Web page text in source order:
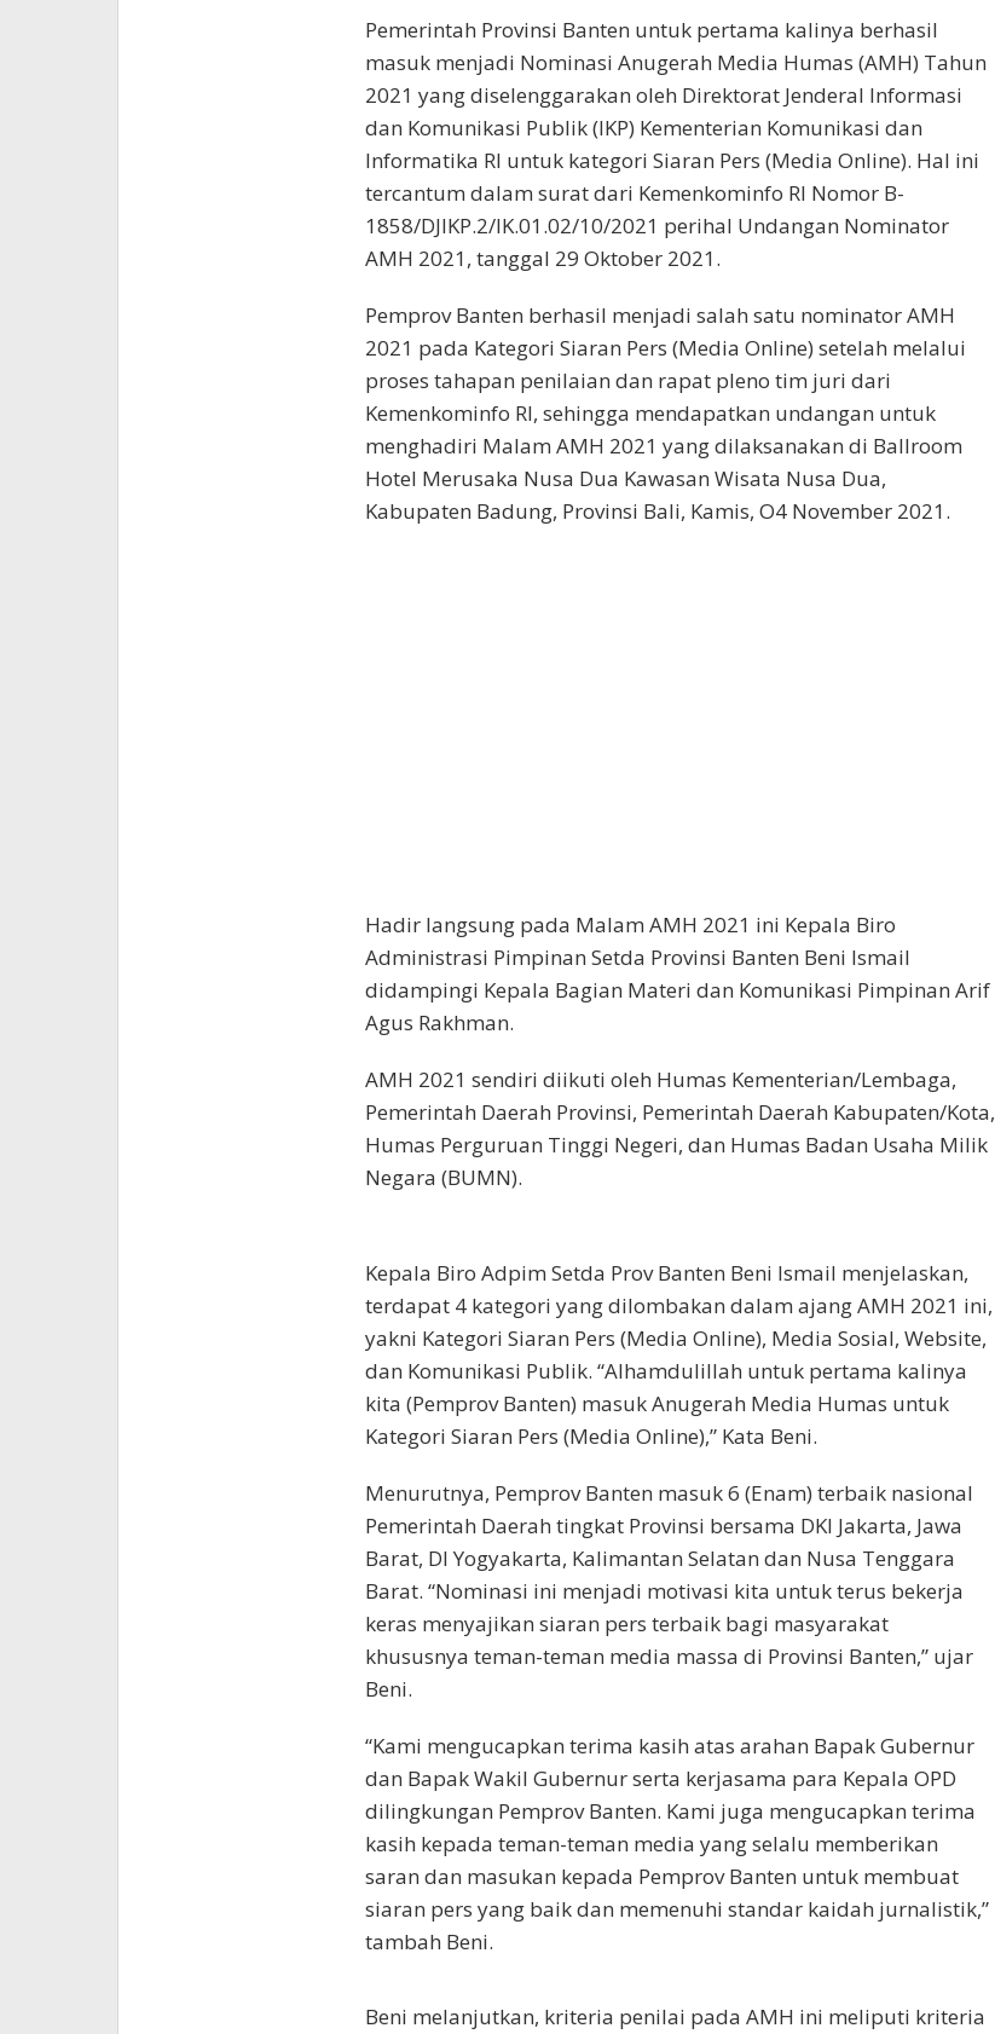
Pemerintah Provinsi Banten untuk pertama kalinya berhasil
masuk menjadi Nominasi Anugerah Media Humas (AMH) Tahun
2021 yang diselenggarakan oleh Direktorat Jenderal Informasi
dan Komunikasi Publik (IKP) Kementerian Komunikasi dan
Informatika RI untuk kategori Siaran Pers (Media Online). Hal ini
tercantum dalam surat dari Kemenkominfo RI Nomor B-
1858/DJIKP.2/IK.01.02/10/2021 perihal Undangan Nominator
AMH 2021, tanggal 29 Oktober 2021.
Pemprov Banten berhasil menjadi salah satu nominator AMH
2021 pada Kategori Siaran Pers (Media Online) setelah melalui
proses tahapan penilaian dan rapat pleno tim juri dari
Kemenkominfo RI, sehingga mendapatkan undangan untuk
menghadiri Malam AMH 2021 yang dilaksanakan di Ballroom
Hotel Merusaka Nusa Dua Kawasan Wisata Nusa Dua,
Kabupaten Badung, Provinsi Bali, Kamis, O4 November 2021.
Hadir langsung pada Malam AMH 2021 ini Kepala Biro
Administrasi Pimpinan Setda Provinsi Banten Beni Ismail
didampingi Kepala Bagian Materi dan Komunikasi Pimpinan Arif
Agus Rakhman.
AMH 2021 sendiri diikuti oleh Humas Kementerian/Lembaga,
Pemerintah Daerah Provinsi, Pemerintah Daerah Kabupaten/Kota,
Humas Perguruan Tinggi Negeri, dan Humas Badan Usaha Milik
Negara (BUMN).
Kepala Biro Adpim Setda Prov Banten Beni Ismail menjelaskan,
terdapat 4 kategori yang dilombakan dalam ajang AMH 2021 ini,
yakni Kategori Siaran Pers (Media Online), Media Sosial, Website,
dan Komunikasi Publik. “Alhamdulillah untuk pertama kalinya
kita (Pemprov Banten) masuk Anugerah Media Humas untuk
Kategori Siaran Pers (Media Online),” Kata Beni.
Menurutnya, Pemprov Banten masuk 6 (Enam) terbaik nasional
Pemerintah Daerah tingkat Provinsi bersama DKI Jakarta, Jawa
Barat, DI Yogyakarta, Kalimantan Selatan dan Nusa Tenggara
Barat. “Nominasi ini menjadi motivasi kita untuk terus bekerja
keras menyajikan siaran pers terbaik bagi masyarakat
khususnya teman-teman media massa di Provinsi Banten,” ujar
Beni.
“Kami mengucapkan terima kasih atas arahan Bapak Gubernur
dan Bapak Wakil Gubernur serta kerjasama para Kepala OPD
dilingkungan Pemprov Banten. Kami juga mengucapkan terima
kasih kepada teman-teman media yang selalu memberikan
saran dan masukan kepada Pemprov Banten untuk membuat
siaran pers yang baik dan memenuhi standar kaidah jurnalistik,”
tambah Beni.
Beni melanjutkan, kriteria penilai pada AMH ini meliputi kriteria